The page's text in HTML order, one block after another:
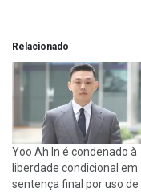
Relacionado
Yoo Ah In é condenado à
liberdade condicional em
sentença final por uso de